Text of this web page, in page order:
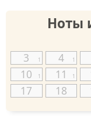
Ноты
3 1 4 1
10 1 11 1
17
18